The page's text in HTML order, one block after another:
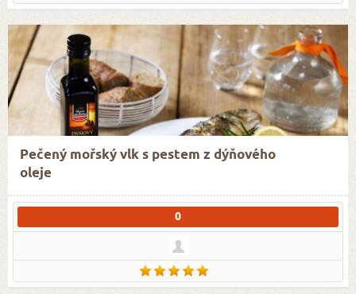
Pečený mořský vlk s pestem z dýňového
oleje
0